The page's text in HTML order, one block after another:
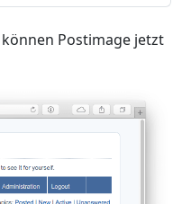
Postimage jetzt